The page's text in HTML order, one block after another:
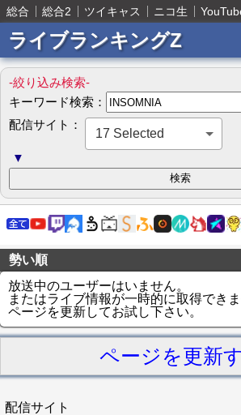
総合 総合2 ツイキャス ニコ生
ライブランキングZ
-絞り込み検索-
キーワード検索：
配信サイト：
17 Selected
▼
勢い順
放送中のユーザーはいません。
またはライブ情報が一時的に取得できま
ページを更新してお試し下さい。
ページを更新
配信サイト